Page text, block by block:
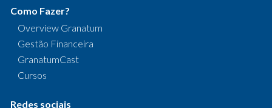
Como Fazer?
Overview Granatum
Gestão Financeira
GranatumCast
Cursos
Redes sociais